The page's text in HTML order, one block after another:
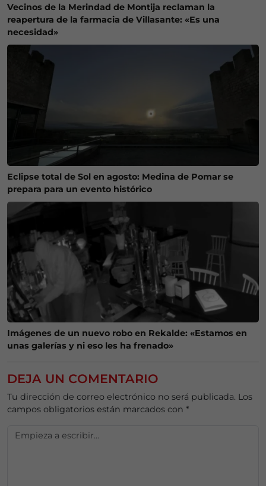
Vecinos de la Merindad de Montija reclaman la
reapertura de la farmacia de Villasante: «Es una
necesidad»
Eclipse total de Sol en agosto: Medina de Pomar se
prepara para un evento histórico
Imágenes de un nuevo robo en Rekalde: «Estamos en
unas galerías y ni eso les ha frenado»
DEJA UN COMENTARIO
Tu dirección de correo electrónico no será publicada. Los
campos obligatorios están marcados con *